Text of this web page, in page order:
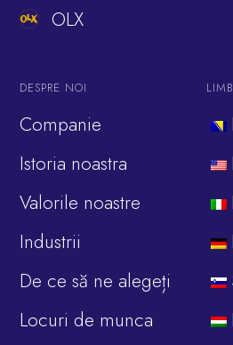
OLX
DESPRE NOI
Companie
Istoria noastra
Valorile noastre
Industrii
De ce să ne alegeți
Locuri de munca